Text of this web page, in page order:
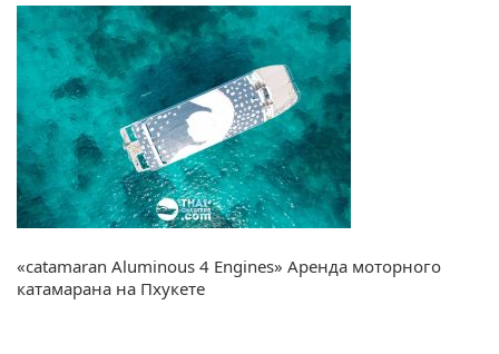
«catamaran Aluminous 4 Engines» Аренда моторного
катамарана на Пхукете